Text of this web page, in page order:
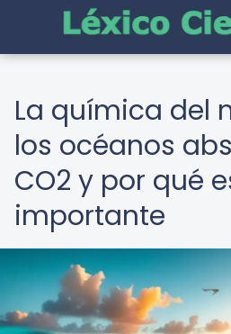
La química del
los océanos
CO2 y por qué
importante